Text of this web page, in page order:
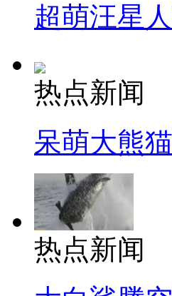
超萌汪星
热点新闻
呆萌大熊
热点新闻